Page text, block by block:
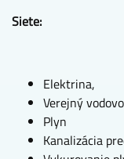
Siete:
Elektrina,
Verejný
Plyn
Kanalizácia